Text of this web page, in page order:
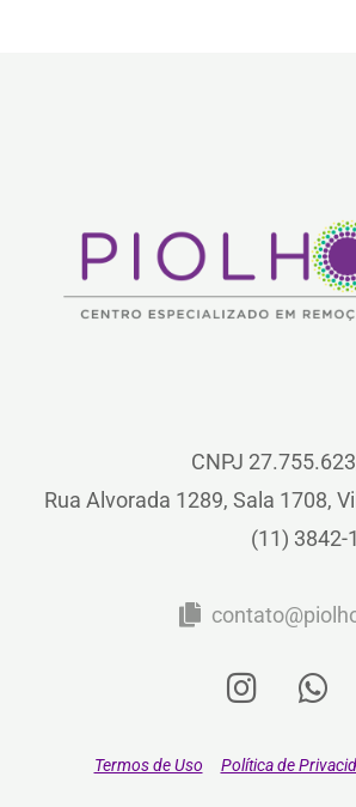
CNPJ
Rua Alvorada 1289, Sala 1708,
(11) 3842-
Termos de Uso Política de